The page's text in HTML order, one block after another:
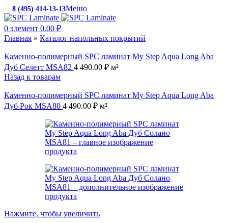
8 (495) 414-13-13Меню
0 элемент 0.00 ₽
Главная » Каталог напольных покрытий
Каменно-полимерный SPC ламинат My Step Aqua Long Aba
Дуб Селетт MSA82 4 490.00 ₽ м²
Назад к товарам
Каменно-полимерный SPC ламинат My Step Aqua Long Aba
Дуб Рок MSA80 4 490.00 ₽ м²
Нажмите, чтобы увеличить